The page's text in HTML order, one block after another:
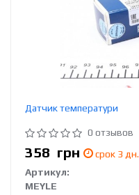
Датчик температури
0 отзывов
358 грн
срок 3 дн.
Артикул:
MEYLE